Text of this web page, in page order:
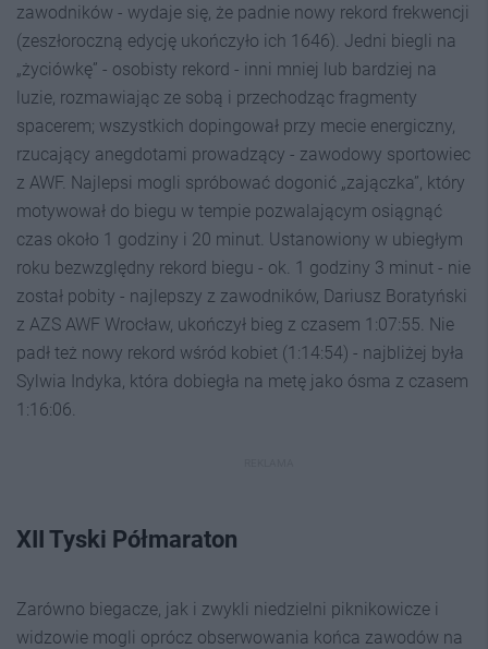
zawodników - wydaje się, że padnie nowy rekord frekwencji
(zeszłoroczną edycję ukończyło ich 1646). Jedni biegli na
„życiówkę” - osobisty rekord - inni mniej lub bardziej na
luzie, rozmawiając ze sobą i przechodząc fragmenty
spacerem; wszystkich dopingował przy mecie energiczny,
rzucający anegdotami prowadzący - zawodowy sportowiec
z AWF. Najlepsi mogli spróbować dogonić „zajączka”, który
motywował do biegu w tempie pozwalającym osiągnąć
czas około 1 godziny i 20 minut. Ustanowiony w ubiegłym
roku bezwzględny rekord biegu - ok. 1 godziny 3 minut - nie
został pobity - najlepszy z zawodników, Dariusz Boratyński
z AZS AWF Wrocław, ukończył bieg z czasem 1:07:55. Nie
padł też nowy rekord wśród kobiet (1:14:54) - najbliżej była
Sylwia Indyka, która dobiegła na metę jako ósma z czasem
1:16:06.
XII Tyski Półmaraton
Zarówno biegacze, jak i zwykli niedzielni piknikowicze i
widzowie mogli oprócz obserwowania końca zawodów na